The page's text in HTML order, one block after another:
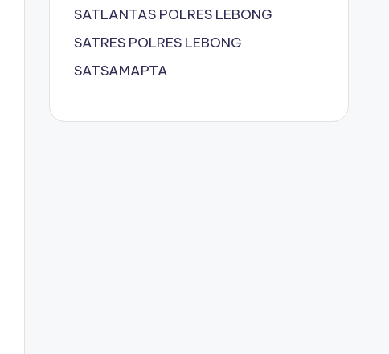
SATLANTAS POLRES LEBONG
SATRES POLRES LEBONG
SATSAMAPTA